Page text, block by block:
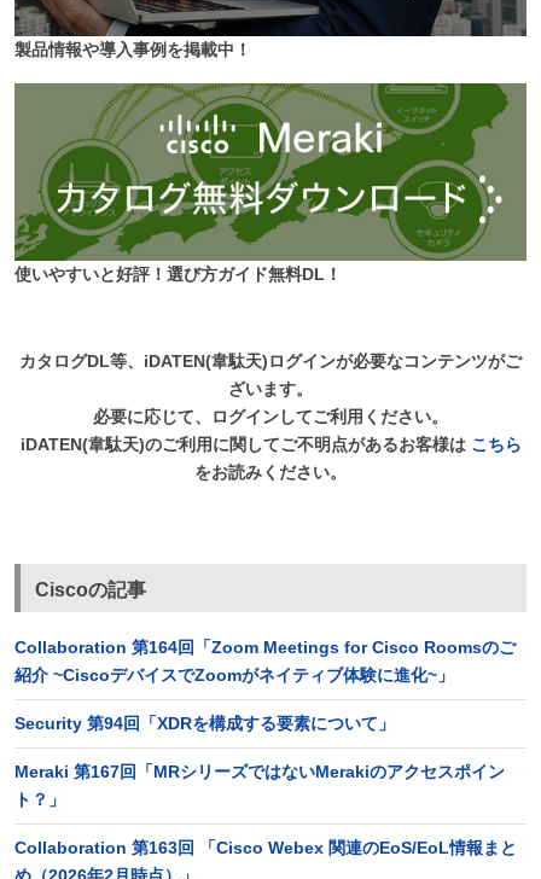
製品情報や導入事例を掲載中！
使いやすいと好評！選び方ガイド無料DL！
カタログDL等、iDATEN(韋駄天)ログインが必要なコンテンツがご
ざいます。
必要に応じて、ログインしてご利用ください。
iDATEN(韋駄天)のご利用に関してご不明点があるお客様は こちら
をお読みください。
Ciscoの記事
Collaboration 第164回「Zoom Meetings for Cisco Roomsのご
紹介 ~CiscoデバイスでZoomがネイティブ体験に進化~」
Security 第94回「XDRを構成する要素について」
Meraki 第167回「MRシリーズではないMerakiのアクセスポイン
ト？」
Collaboration 第163回 「Cisco Webex 関連のEoS/EoL情報まと